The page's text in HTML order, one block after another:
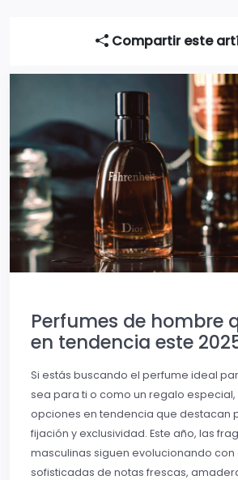
Compartir este
Perfumes de hombre
en tendencia este
Si estás buscando el perfume ideal
sea para ti o como un regalo especial,
opciones en tendencia que destacan
fijación y exclusividad. Este año, las
masculinas siguen evolucionando
sofisticadas de notas frescas,